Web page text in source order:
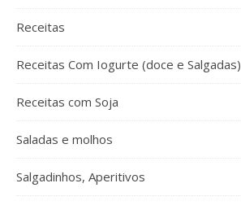
Receitas
Receitas Com Iogurte (doce e Salgadas)
Receitas com Soja
Saladas e molhos
Salgadinhos, Aperitivos